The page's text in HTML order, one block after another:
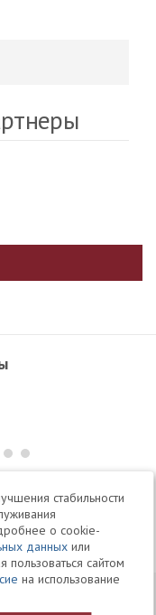
Max
стабильности
о cookie-
данных или
пользоваться сайтом
на использование